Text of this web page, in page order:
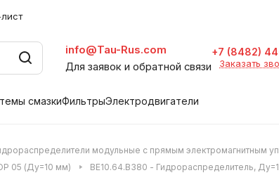
info@Tau-Rus.com
Для заявок и обратной связи
+7 (8482)
Заказать
смазкиФильтрыЭлектродвигатели
модульные с прямым электромагнитным
05 (Ду=10 мм)
ВЕ10.64.В380 - Гидрораспределитель,